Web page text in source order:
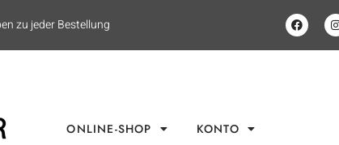
zu jeder Bestellung
ONLINE-SHOP KONTO